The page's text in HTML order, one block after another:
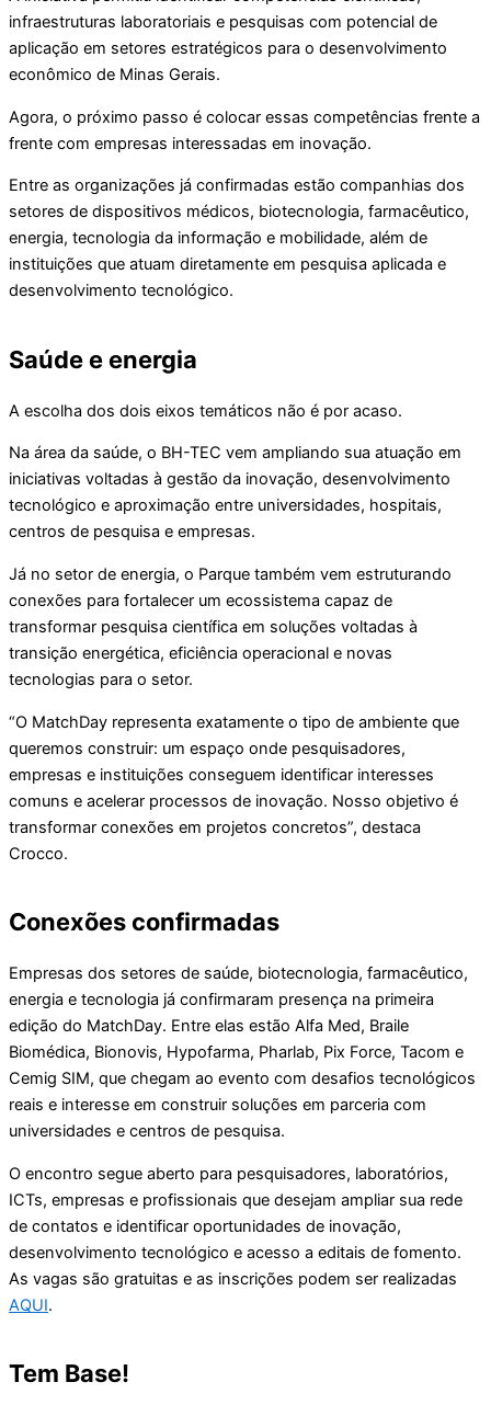
infraestruturas laboratoriais e pesquisas com potencial de
aplicação em setores estratégicos para o desenvolvimento
econômico de Minas Gerais.
Agora, o próximo passo é colocar essas competências frente a
frente com empresas interessadas em inovação.
Entre as organizações já confirmadas estão companhias dos
setores de dispositivos médicos, biotecnologia, farmacêutico,
energia, tecnologia da informação e mobilidade, além de
instituições que atuam diretamente em pesquisa aplicada e
desenvolvimento tecnológico.
Saúde e energia
A escolha dos dois eixos temáticos não é por acaso.
Na área da saúde, o BH-TEC vem ampliando sua atuação em
iniciativas voltadas à gestão da inovação, desenvolvimento
tecnológico e aproximação entre universidades, hospitais,
centros de pesquisa e empresas.
Já no setor de energia, o Parque também vem estruturando
conexões para fortalecer um ecossistema capaz de
transformar pesquisa científica em soluções voltadas à
transição energética, eficiência operacional e novas
tecnologias para o setor.
“O MatchDay representa exatamente o tipo de ambiente que
queremos construir: um espaço onde pesquisadores,
empresas e instituições conseguem identificar interesses
comuns e acelerar processos de inovação. Nosso objetivo é
transformar conexões em projetos concretos”, destaca
Crocco.
Conexões confirmadas
Empresas dos setores de saúde, biotecnologia, farmacêutico,
energia e tecnologia já confirmaram presença na primeira
edição do MatchDay. Entre elas estão Alfa Med, Braile
Biomédica, Bionovis, Hypofarma, Pharlab, Pix Force, Tacom e
Cemig SIM, que chegam ao evento com desafios tecnológicos
reais e interesse em construir soluções em parceria com
universidades e centros de pesquisa.
O encontro segue aberto para pesquisadores, laboratórios,
ICTs, empresas e profissionais que desejam ampliar sua rede
de contatos e identificar oportunidades de inovação,
desenvolvimento tecnológico e acesso a editais de fomento.
As vagas são gratuitas e as inscrições podem ser realizadas
AQUI.
Tem Base!